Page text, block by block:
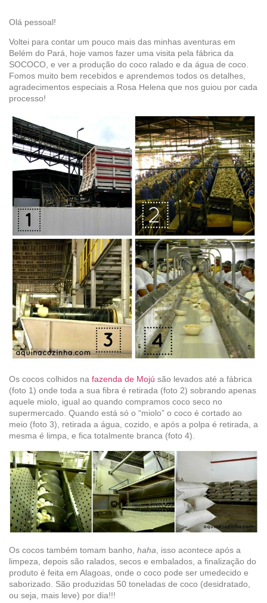
Olá pessoal!
Voltei para contar um pouco mais das minhas aventuras em
Belém do Pará, hoje vamos fazer uma visita pela fábrica da
SOCOCO, e ver a produção do coco ralado e da água de coco.
Fomos muito bem recebidos e aprendemos todos os detalhes,
agradecimentos especiais a Rosa Helena que nos guiou por cada
processo!
Os cocos colhidos na fazenda de Mojú são levados até a fábrica
(foto 1) onde toda a sua fibra é retirada (foto 2) sobrando apenas
aquele miolo, igual ao quando compramos coco seco no
supermercado. Quando está só o “miolo” o coco é cortado ao
meio (foto 3), retirada a água, cozido, e após a polpa é retirada, a
mesma é limpa, e fica totalmente branca (foto 4).
Os cocos também tomam banho, haha , isso acontece após a
limpeza, depois são ralados, secos e embalados, a finalização do
produto é feita em Alagoas, onde o coco pode ser umedecido e
saborizado. São produzidas 50 toneladas de coco (desidratado,
ou seja, mais leve) por dia!!!